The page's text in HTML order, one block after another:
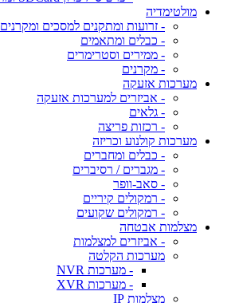
מולטימדיה
- זרועות ומתקנים למסכים ומקרנים
- כבלים ומתאמים
- ממירים וסטרימרים
- מקרנים
מערכות אזעקה
- אביזרים למערכות אזעקה
- גלאים
- רכזות פריצה
מערכות קולנוע וכריזה
- כבלים ומחברים
- מגברים / רסיברים
- סאב-וופר
- רמקולים קיריים
- רמקולים שקועים
מצלמות אבטחה
- אביזרים למצלמות
מערכות הקלטה
- מערכות NVR
- מערכות XVR
מצלמות IP